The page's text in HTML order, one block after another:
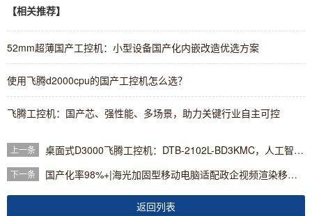
【相关推荐】
52mm超薄国产工控机：小型设备国产化内嵌改造优选方案
使用飞腾d2000cpu的国产工控机怎么选？
飞腾工控机：国产芯、强性能、多场景，助力关键行业自主可控
上一条 桌面式D3000飞腾工控机：DTB-2102L-BD3KMC，人工智能、自动化行业推荐！
下一条 国产化率98%+|海光加固型移动电脑适配政企视频渲染移动算力场景
返回列表